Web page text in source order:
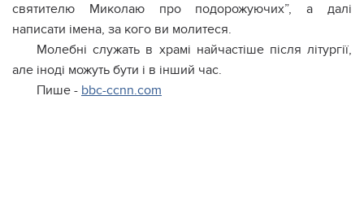
святителю Миколаю про подорожуючих”, а далі
написати імена, за кого ви молитеся.
Молебні служать в храмі найчастіше після літургії,
але іноді можуть бути і в інший час.
Пише - bbc-ccnn.com